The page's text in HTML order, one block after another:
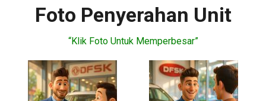
Foto Penyerahan Unit
“Klik Foto Untuk Memperbesar”